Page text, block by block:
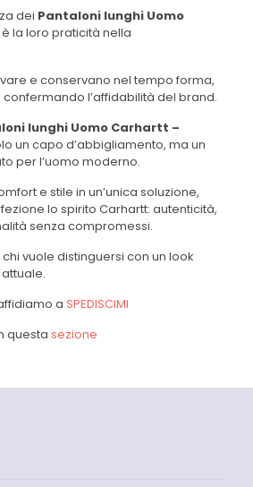
dei Pantaloni lunghi Uomo
è la loro praticità nella
e conservano nel tempo forma,
l’affidabilità del brand.
lunghi Uomo Carhartt –
un capo d’abbigliamento, ma un
per l’uomo moderno.
e stile in un’unica soluzione,
lo spirito Carhartt: autenticità,
senza compromessi.
vuole distinguersi con un look
a SPEDISCIMI
questa sezione